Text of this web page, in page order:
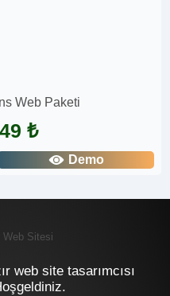
Web Paketi
₺
Demo
web site tasarımcısı